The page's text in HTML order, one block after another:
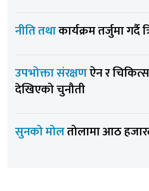
नीति तथाकार्यक्रम तर्जुमा गर्दै
उपभोक्ता संरक्षणऐन र
देखिएको चुनौती
सुनको मोलतोलामा आठ